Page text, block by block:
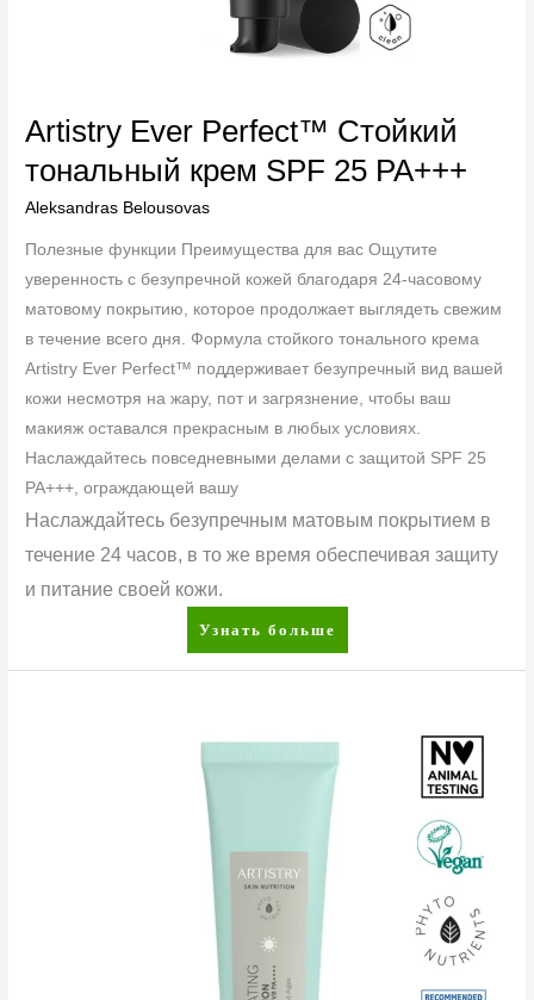
Artistry Ever Perfect™ Стойкий
тональный крем SPF 25 PA+++
Aleksandras Belousovas
Полезные функции Преимущества для вас Ощутите
уверенность с безупречной кожей благодаря 24-часовому
матовому покрытию, которое продолжает выглядеть свежим
в течение всего дня. Формула стойкого тонального крема
Artistry Ever Perfect™ поддерживает безупречный вид вашей
кожи несмотря на жару, пот и загрязнение, чтобы ваш
макияж оставался прекрасным в любых условиях.
Наслаждайтесь повседневными делами с защитой SPF 25
PA+++, ограждающей вашу
Наслаждайтесь безупречным матовым покрытием в
течение 24 часов, в то же время обеспечивая защиту
и питание своей кожи.
Узнать больше
Nutrition™
Дневной
увлажняющий
лосьон
SPF
30